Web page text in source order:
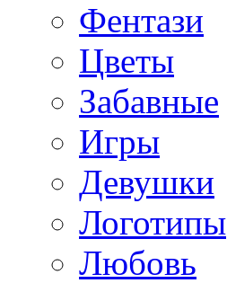
Фентази
Цветы
Забавные
Игры
Девушки
Логотипы
Любовь